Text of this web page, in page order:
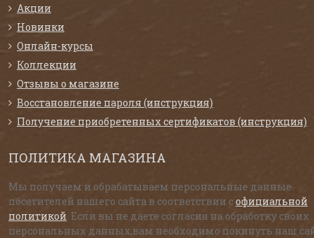
Акции
Новинки
Онлайн-курсы
Коллекции
Отзывы о магазине
Восстановление пароля (инструкция)
Получение приобретенных сертификатов (инструкция)
ПОЛИТИКА МАГАЗИНА
Мы получаем и обрабатываем персональные данные
посетителей нашего сайта в соответствии софициальной
политикой . Если вы не даете согласия на обработку своих
персональных данных,вам необходимо покинуть наш